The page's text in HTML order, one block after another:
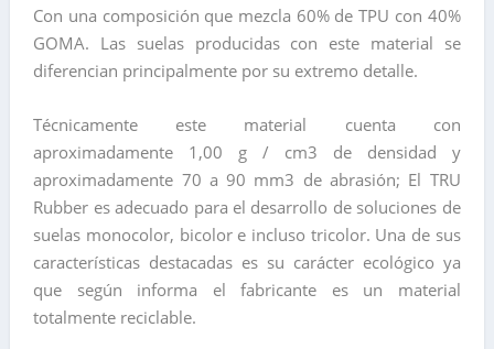
Con una composición que mezcla 60% de TPU con 40%
GOMA. Las suelas producidas con este material se
diferencian principalmente por su extremo detalle.
Técnicamente este material cuenta con
aproximadamente 1,00 g / cm3 de densidad y
aproximadamente 70 a 90 mm3 de abrasión; El TRU
Rubber es adecuado para el desarrollo de soluciones de
suelas monocolor, bicolor e incluso tricolor. Una de sus
características destacadas es su carácter ecológico ya
que según informa el fabricante es un material
totalmente reciclable.